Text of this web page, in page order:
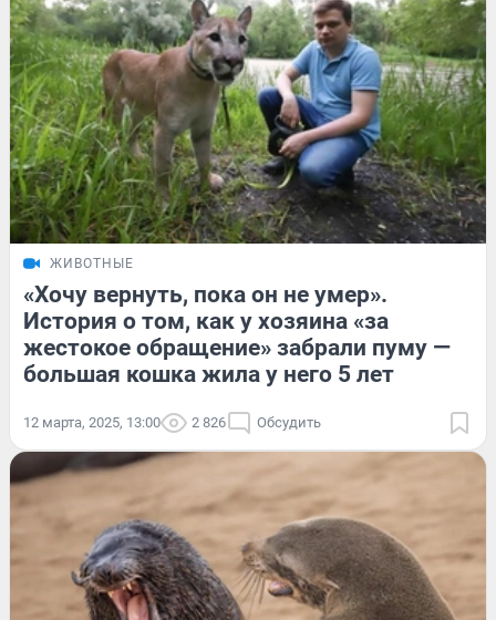
ЖИВОТНЫЕ
«Хочу вернуть, пока он не умер».
История о том, как у хозяина «за
жестокое обращение» забрали пуму —
большая кошка жила у него 5 лет
12 марта, 2025, 13:00 2 826 Обсудить